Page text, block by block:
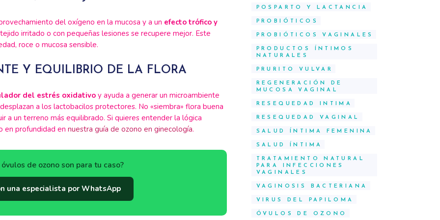
del oxígeno en la mucosa y a un efecto trófico y
irritado o con pequeñas lesiones se recupere mejor. Este
roce o mucosa sensible.
Y EQUILIBRIO DE LA FLORA
del estrés oxidativo y ayuda a generar un microambiente
a los lactobacilos protectores. No «siembra» flora buena
a un terreno más equilibrado. Si quieres entender la lógica
en profundidad en nuestra guía de ozono en ginecología.
de ozono son para tu caso?
una especialista por WhatsApp
POSPARTO Y LACTANCIA
PROBIÓTICOS
PROBIÓTICOS VAGINALES
PRODUCTOS ÍNTIMOS
NATURALES
PRURITO VULVAR
REGENERACIÓN DE
MUCOSA VAGINAL
RESEQUEDAD INTIMA
RESEQUEDAD VAGINAL
SALUD ÍNTIMA FEMENINA
SALUD ÍNTIMA
TRATAMIENTO NATURAL
PARA INFECCIONES
VAGINALES
VAGINOSIS BACTERIANA
VIRUS DEL PAPILOMA
ÓVULOS DE OZONO